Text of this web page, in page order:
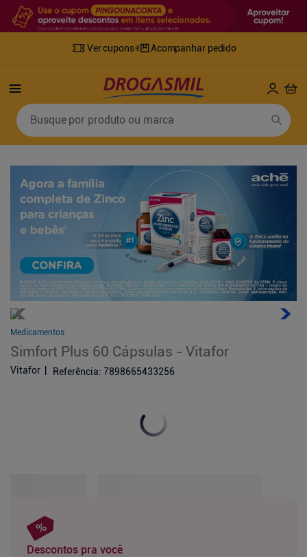
Ver cupons Acompanhar pedido
Busque por produto ou marca
Medicamentos
Simfort Plus 60 Cápsulas - Vitafor
Vitafor Referência: 7898665433256
Descontos pra você
Termos mais buscados
retinol
4º
mounjaro
5º fralda geriatrica
8º
9º
fralda xg
10º shampoo